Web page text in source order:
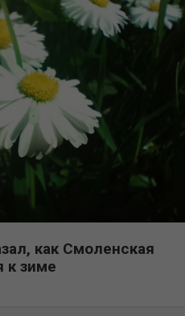
как Смоленская
к зиме